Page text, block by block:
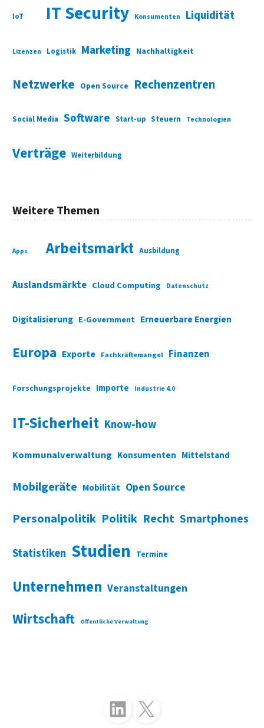
IoT IT Security Konsumenten Liquidität
Lizenzen Logistik Marketing Nachhaltigkeit
Netzwerke Open Source Rechenzentren
Social Media Software Start-up Steuern Technologien
Verträge Weiterbildung
Weitere Themen
Apps Arbeitsmarkt Ausbildung
Auslandsmärkte Cloud Computing Datenschutz
Digitalisierung E-Government Erneuerbare Energien
Europa Exporte Fachkräftemangel Finanzen
Forschungsprojekte Importe Industrie 4.0
IT-Sicherheit Know-how
Kommunalverwaltung Konsumenten Mittelstand
Mobilgeräte Mobilität Open Source
Personalpolitik Politik Recht Smartphones
Statistiken Studien Termine
Unternehmen Veranstaltungen
Wirtschaft Öffentliche Verwaltung
Folgen Sie uns auf LinkedInFolgen Sie uns auf X (Twitter)